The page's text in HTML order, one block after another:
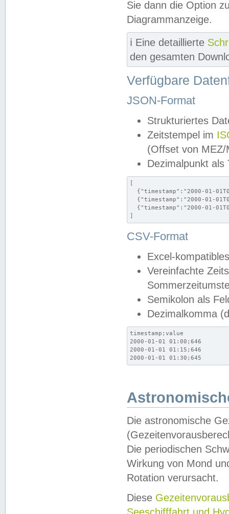
Sie dann die Option
Diagrammanzeige.
ℹ️ Eine detaillierte
den gesamten
Verfügbare
JSON-Format
Strukturiertes
Zeitstempel im
(Offset von MEZ/
Dezimalpunkt als
[
{"timestamp":"2000-01-
{"timestamp":"2000-01-
{"timestamp":"2000-01-
]
CSV-Format
Excel-
Vereinfachte
Semikolon als
Dezimalkomma
timestamp;value
2000-01-01 01:00;646
2000-01-01 01:15;646
2000-01-01 01:30;645
Die astronomische
Die periodischen
Wirkung von Mond
Rotation verursacht.
Diese